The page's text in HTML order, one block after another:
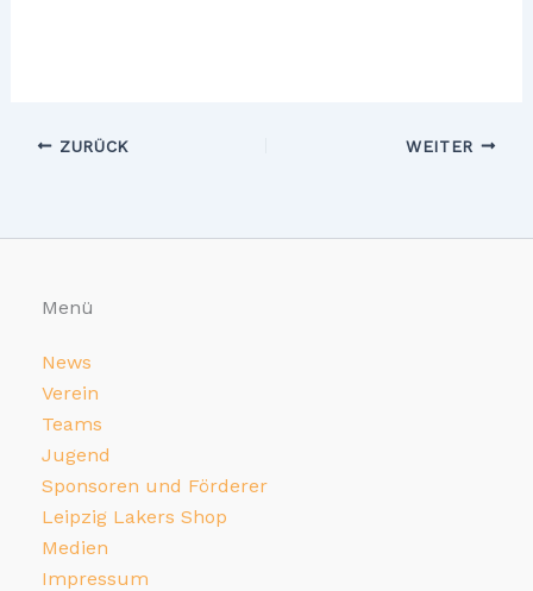
ZURÜCK WEITER
Menü
News
Verein
Teams
Jugend
Sponsoren und Förderer
Leipzig Lakers Shop
Medien
Impressum